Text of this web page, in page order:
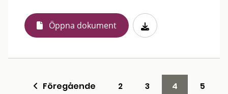
Öppna dokument
Föregående 2 3 4
5